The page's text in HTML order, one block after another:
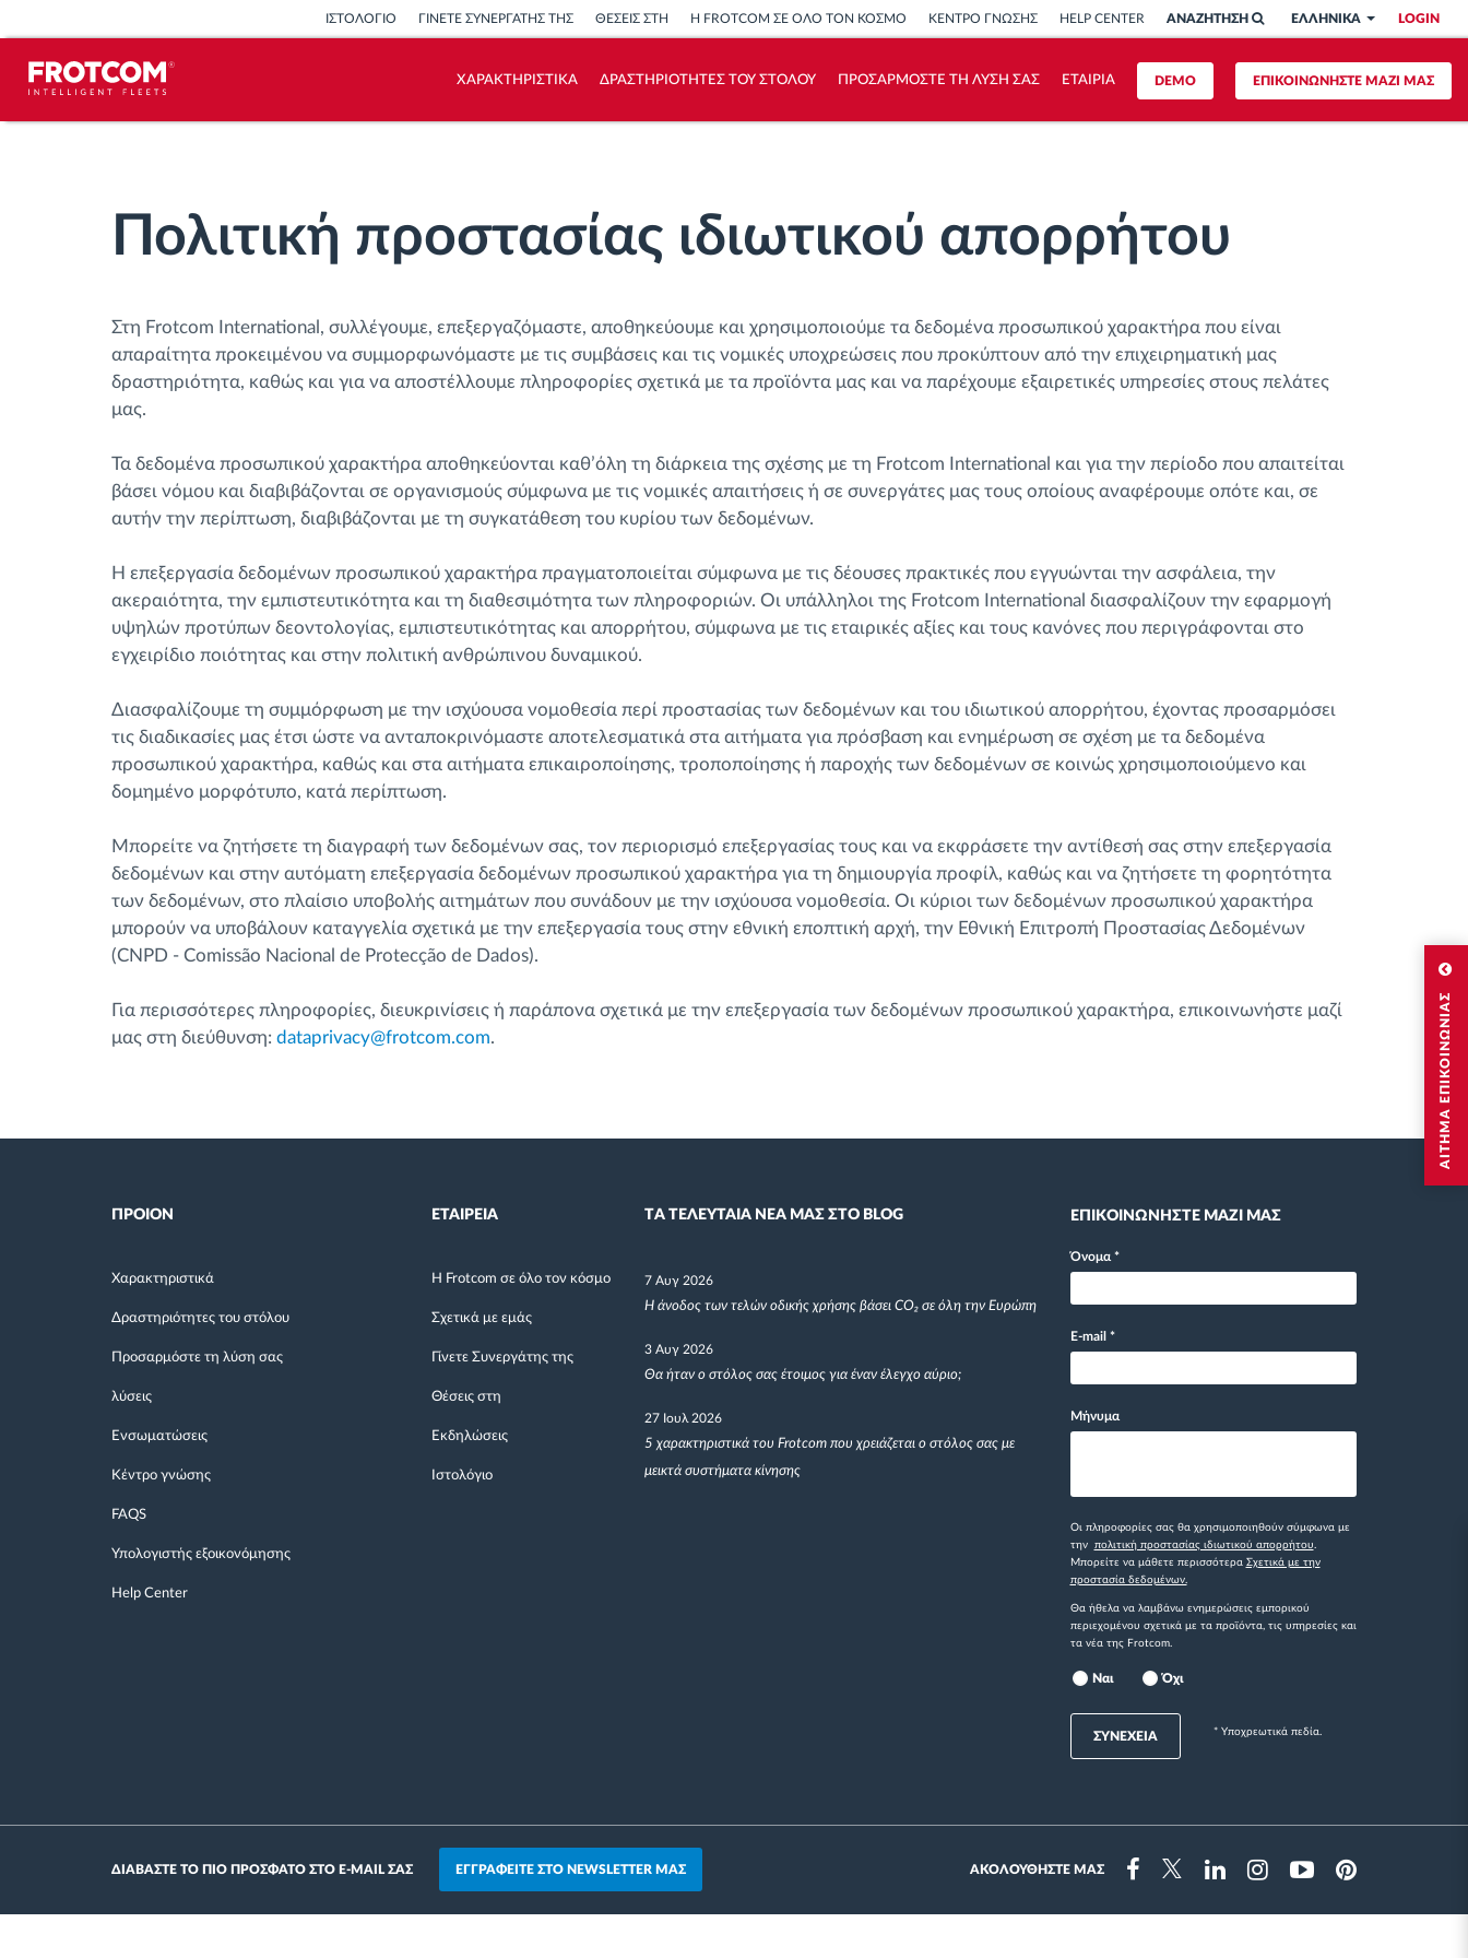
ΑΙΤΗΜΑ ΕΠΙΚΟΙΝΩΝΙΑΣ
LOGIN
ΕΛΛΗΝΙΚΑ
ΑΝΑΖΗΤΗΣΗ
ΙΣΤΟΛΟΓΙΟ ΓΙΝΕΤΕ ΣΥΝΕΡΓΑΤΗΣ ΤΗΣ ΘΕΣΕΙΣ ΣΤΗ Η FROTCOM ΣΕ ΟΛΟ ΤΟΝ ΚΟΣΜΟ ΚΕΝΤΡΟ ΓΝΩΣΗΣ HELP CENTER
ΕΠΙΚΟΙΝΩΝΗΣΤΕ ΜΑΖΙ ΜΑΣ
DEMO
ΧΑΡΑΚΤΗΡΙΣΤΙΚΑ ΔΡΑΣΤΗΡΙΟΤΗΤΕΣ ΤΟΥ ΣΤΟΛΟΥ ΠΡΟΣΑΡΜΟΣΤΕ ΤΗ ΛΥΣΗ ΣΑΣ ΕΤΑΙΡΙΑ
Ανάλυση οδηγικής συμπεριφοράς
οδήγησης
Διαχείριση εργατικού δυναμικού
Λήψη ταχογράφου από απόσταση
Έλεγχος πρόσβασης
Διαχείριση καυσίμου
Σχεδιασμός και παρακολούθηση
διαδρομής
Αυτόματη αναγνώριση οδηγού
Ανακαλύψτε όλα τα χαρακτηριστικά
Υπολογιστής εξοικονόμησης
Πολιτική προστασίας ιδιωτικού απορρήτου
Στη Frotcom International, συλλέγουμε, επεξεργαζόμαστε, αποθηκεύουμε και χρησιμοποιούμε τα δεδομένα προσωπικού χαρακτήρα που είναι
απαραίτητα προκειμένου να συμμορφωνόμαστε με τις συμβάσεις και τις νομικές υποχρεώσεις που προκύπτουν από την επιχειρηματική μας
δραστηριότητα, καθώς και για να αποστέλλουμε πληροφορίες σχετικά με τα προϊόντα μας και να παρέχουμε εξαιρετικές υπηρεσίες στους πελάτες
μας.
Τα δεδομένα προσωπικού χαρακτήρα αποθηκεύονται καθ’όλη τη διάρκεια της σχέσης με τη Frotcom International και για την περίοδο που απαιτείται
βάσει νόμου και διαβιβάζονται σε οργανισμούς σύμφωνα με τις νομικές απαιτήσεις ή σε συνεργάτες μας τους οποίους αναφέρουμε οπότε και, σε
αυτήν την περίπτωση, διαβιβάζονται με τη συγκατάθεση του κυρίου των δεδομένων.
Η επεξεργασία δεδομένων προσωπικού χαρακτήρα πραγματοποιείται σύμφωνα με τις δέουσες πρακτικές που εγγυώνται την ασφάλεια, την
ακεραιότητα, την εμπιστευτικότητα και τη διαθεσιμότητα των πληροφοριών. Οι υπάλληλοι της Frotcom International διασφαλίζουν την εφαρμογή
υψηλών προτύπων δεοντολογίας, εμπιστευτικότητας και απορρήτου, σύμφωνα με τις εταιρικές αξίες και τους κανόνες που περιγράφονται στο
εγχειρίδιο ποιότητας και στην πολιτική ανθρώπινου δυναμικού.
Διασφαλίζουμε τη συμμόρφωση με την ισχύουσα νομοθεσία περί προστασίας των δεδομένων και του ιδιωτικού απορρήτου, έχοντας προσαρμόσει
τις διαδικασίες μας έτσι ώστε να ανταποκρινόμαστε αποτελεσματικά στα αιτήματα για πρόσβαση και ενημέρωση σε σχέση με τα δεδομένα
προσωπικού χαρακτήρα, καθώς και στα αιτήματα επικαιροποίησης, τροποποίησης ή παροχής των δεδομένων σε κοινώς χρησιμοποιούμενο και
δομημένο μορφότυπο, κατά περίπτωση.
Μπορείτε να ζητήσετε τη διαγραφή των δεδομένων σας, τον περιορισμό επεξεργασίας τους και να εκφράσετε την αντίθεσή σας στην επεξεργασία
δεδομένων και στην αυτόματη επεξεργασία δεδομένων προσωπικού χαρακτήρα για τη δημιουργία προφίλ, καθώς και να ζητήσετε τη φορητότητα
των δεδομένων, στο πλαίσιο υποβολής αιτημάτων που συνάδουν με την ισχύουσα νομοθεσία. Οι κύριοι των δεδομένων προσωπικού χαρακτήρα
μπορούν να υποβάλουν καταγγελία σχετικά με την επεξεργασία τους στην εθνική εποπτική αρχή, την Εθνική Επιτροπή Προστασίας Δεδομένων
(CNPD - Comissão Nacional de Protecção de Dados).
Για περισσότερες πληροφορίες, διευκρινίσεις ή παράπονα σχετικά με την επεξεργασία των δεδομένων προσωπικού χαρακτήρα, επικοινωνήστε μαζί
μας στη διεύθυνση: dataprivacy@frotcom.com.
ΠΡΟΙΟΝ
Χαρακτηριστικά
Δραστηριότητες του στόλου
Προσαρμόστε τη λύση σας
λύσεις
Ενσωματώσεις
Κέντρο γνώσης
FAQS
Υπολογιστής εξοικονόμησης
Help Center
ΕΤΑΙΡΕΙΑ
Η Frotcom σε όλο τον κόσμο
Σχετικά με εμάς
Γίνετε Συνεργάτης της
Θέσεις στη
Εκδηλώσεις
Ιστολόγιο
TΑ ΤΕΛΕΥΤΑΙΑ ΝΕΑ ΜΑΣ ΣΤΟ BLOG
7 Αυγ 2026
Η άνοδος των τελών οδικής χρήσης βάσει CO₂ σε όλη την Ευρώπη
3 Αυγ 2026
Θα ήταν ο στόλος σας έτοιμος για έναν έλεγχο αύριο;
27 Ιουλ 2026
5 χαρακτηριστικά του Frotcom που χρειάζεται ο στόλος σας με
μεικτά συστήματα κίνησης
ΕΠΙΚΟΙΝΩΝΗΣΤΕ ΜΑΖΙ ΜΑΣ
Όνομα *
E-mail *
Μήνυμα
Οι πληροφορίες σας θα χρησιμοποιηθούν σύμφωνα με
την πολιτική προστασίας ιδιωτικού απορρήτου.
Μπορείτε να μάθετε περισσότερα Σχετικά με την
προστασία δεδομένων.
Θα ήθελα να λαμβάνω ενημερώσεις εμπορικού
περιεχομένου σχετικά με τα προϊόντα, τις υπηρεσίες και
τα νέα της Frotcom.
Ναι Όχι
ΣΥΝΕΧΕΙΑ * Yποχρεωτικά πεδία.
ΔΙΑΒΑΣΤΕ ΤΟ ΠΙΟ ΠΡΟΣΦΑΤΟ ΣΤΟ E-MAIL ΣΑΣ ΕΓΓΡΑΦΕΙΤΕ ΣΤΟ NEWSLETTER ΜΑΣ ΑΚΟΛΟΥΘΗΣΤΕ ΜΑΣ
FacebookTwitterLinkedinInstragramYoutubePinterest